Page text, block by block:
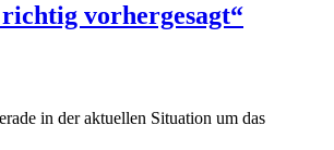
vorhergesagt“
in der aktuellen Situation um das